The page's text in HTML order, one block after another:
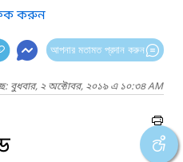
করুন
আপনার মতামত প্রদান করুন
বুধবার, ২ অক্টোবর, ২০১৯ এ ১০:৩৪ AM